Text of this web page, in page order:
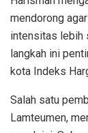
mendorong
intensitas lebih
langkah ini
kota Indeks
Salah satu
Lamteumen,